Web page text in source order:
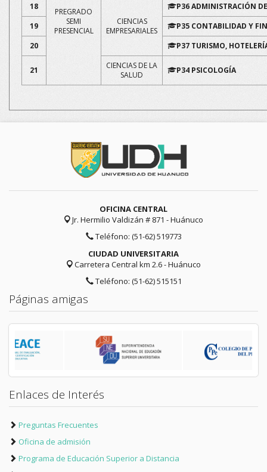
PREGRADO
SEMI
PRESENCIAL
18
CIENCIAS
EMPRESARIALES
P36 ADMINISTRACIÓN
19
P35 CONTABILIDAD Y
20
P37 TURISMO,
21
CIENCIAS DE LA
SALUD
P34 PSICOLOGÍA
OFICINA CENTRAL
Jr. Hermilio Valdizán # 871 - Huánuco
Teléfono: (51-62) 519773
CIUDAD UNIVERSITARIA
Carretera Central km 2.6 - Huánuco
Teléfono: (51-62) 515151
Páginas amigas
Enlaces de Interés
Preguntas Frecuentes
Oficina de admisión
Programa de Educación Superior a Distancia